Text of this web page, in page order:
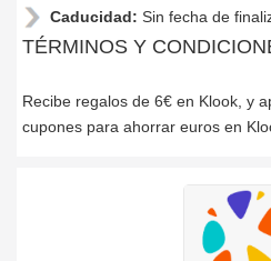
Caducidad: Sin fecha de
TÉRMINOS Y
Recibe regalos de 6€ en Klook, y
cupones para ahorrar euros en